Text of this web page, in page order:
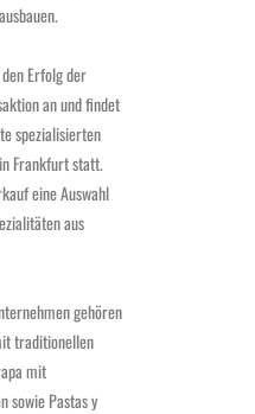
Erfolg der
an und findet
spezialisierten
Frankfurt statt.
eine Auswahl
aus
gehören
traditionellen
mit
sowie Pastas y